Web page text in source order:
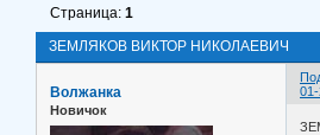
ЗЕМЛЯКОВ ВИКТОР НИКОЛАЕВИЧ
Страница:1
Волжанка
Новичок